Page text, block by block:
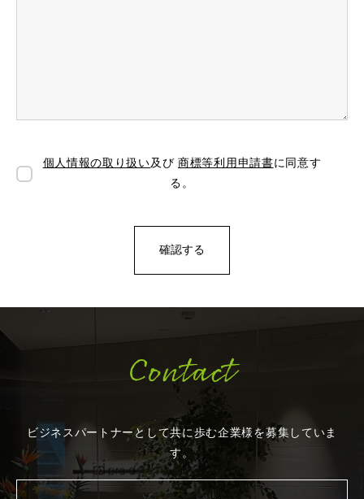
個人情報の取り扱い及び 商標等利用申請書に同意す
る。
確認する
Contact
ビジネスパートナーとして共に歩む企業様を募集していま
す。